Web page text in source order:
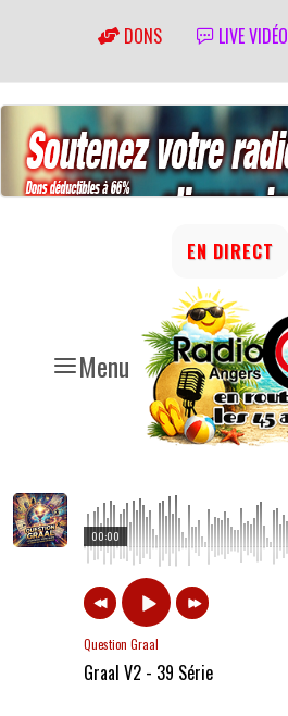
DONS LIVE VIDÉO
Menu
EN DIRECT
00:00
Question Graal
Graal V2 - 39 Série